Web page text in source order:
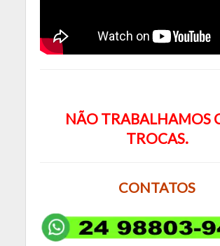
NÃO TRABALHAMOS
TROCAS.
CONTATOS